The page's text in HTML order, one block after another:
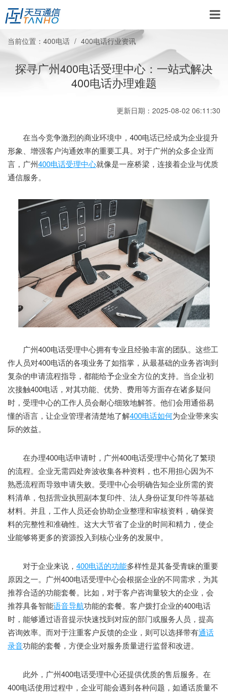
当前位置： 400电话 400电话行业资讯
探寻广州400电话受理中心：一站式解决
400电话办理难题
更新日期：2025-08-02 06:11:30
在当今竞争激烈的商业环境中，400电话已经成为企业提升
形象、增强客户沟通效率的重要工具。对于广州的众多企业而
言，广州400电话受理中心就像是一座桥梁，连接着企业与优质
通信服务。
广州400电话受理中心拥有专业且经验丰富的团队。这些工
作人员对400电话的各项业务了如指掌，从最基础的业务咨询到
复杂的申请流程指导，都能给予企业全方位的支持。当企业初
次接触400电话，对其功能、优势、费用等方面存在诸多疑问
时，受理中心的工作人员会耐心细致地解答。他们会用通俗易
懂的语言，让企业管理者清楚地了解400电话如何为企业带来实
际的效益。
在办理400电话申请时，广州400电话受理中心简化了繁琐
的流程。企业无需四处奔波收集各种资料，也不用担心因为不
熟悉流程而导致申请失败。受理中心会明确告知企业所需的资
料清单，包括营业执照副本复印件、法人身份证复印件等基础
材料。并且，工作人员还会协助企业整理和审核资料，确保资
料的完整性和准确性。这大大节省了企业的时间和精力，使企
业能够将更多的资源投入到核心业务的发展中。
对于企业来说， 400电话的功能多样性是其备受青睐的重要
原因之一。广州400电话受理中心会根据企业的不同需求，为其
推荐合适的功能套餐。比如，对于客户咨询量较大的企业，会
推荐具备智能语音导航功能的套餐。客户拨打企业的400电话
时，能够通过语音提示快速找到对应的部门或服务人员，提高
咨询效率。而对于注重客户反馈的企业，则可以选择带有通话
录音功能的套餐，方便企业对服务质量进行监督和改进。
此外，广州400电话受理中心还提供优质的售后服务。在
400电话使用过程中，企业可能会遇到各种问题，如通话质量不